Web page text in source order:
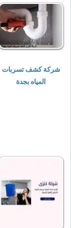
شركة كشف تسربات
المياه بجدة